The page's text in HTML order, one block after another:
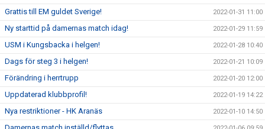
Grattis till EM guldet Sverige! 2022-01-31 11:00
Ny starttid på damernas match idag! 2022-01-29 11:59
USM i Kungsbacka i helgen! 2022-01-28 10:40
Dags för steg 3 i helgen! 2022-01-21 10:09
Förändring i herrtrupp 2022-01-20 12:00
Uppdaterad klubbprofil! 2022-01-19 14:22
Nya restriktioner - HK Aranäs 2022-01-10 14:50